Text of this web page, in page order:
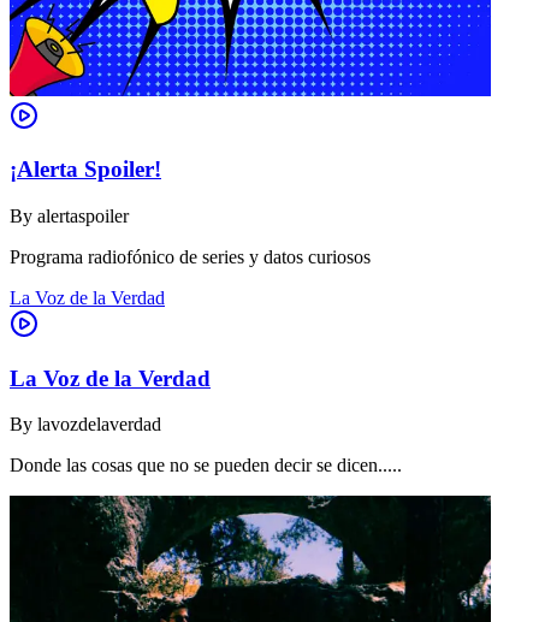
¡Alerta Spoiler!
By alertaspoiler
Programa radiofónico de series y datos curiosos
La Voz de la Verdad
La Voz de la Verdad
By lavozdelaverdad
Donde las cosas que no se pueden decir se dicen.....